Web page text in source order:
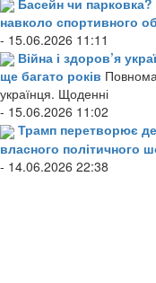
навколо спортивного
- 15.06.2026 11:11
Війна і здоров’я
ще багато років
українця. Щоденні
- 15.06.2026 11:02
Трамп перетворює
власного політичного
- 14.06.2026 22:38